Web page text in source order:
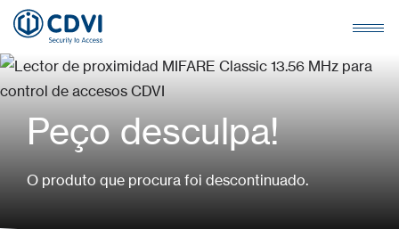
Peço desculpa!
O produto que procura foi descontinuado.